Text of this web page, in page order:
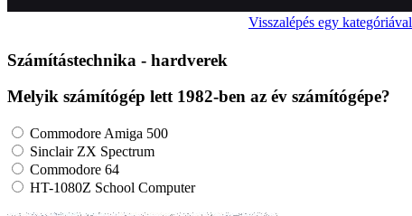
Visszalépés egy kategóriával
Számítástechnika - hardverek
Melyik számítógép lett 1982-ben az év számítógépe?
Commodore Amiga 500
Sinclair ZX Spectrum
Commodore 64
HT-1080Z School Computer